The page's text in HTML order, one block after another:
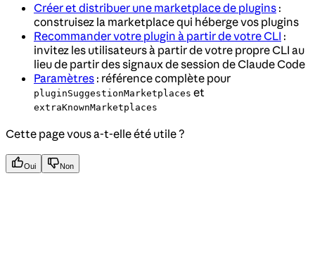
Créer et distribuer une marketplace de plugins :
construisez la marketplace qui héberge vos plugins
Recommander votre plugin à partir de votre CLI :
invitez les utilisateurs à partir de votre propre CLI au
lieu de partir des signaux de session de Claude Code
Paramètres : référence complète pour
pluginSuggestionMarketplaces et
extraKnownMarketplaces
Cette page vous a-t-elle été utile ?
Oui Non